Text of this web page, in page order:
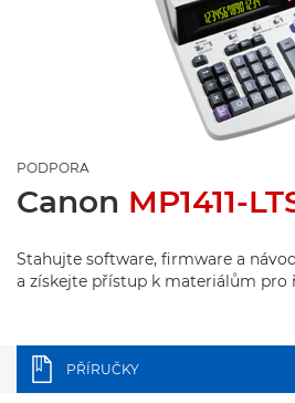
PODPORA
Canon MP1411-
Stahujte software, firmware a
a získejte přístup k materiálům pro
PŘÍRUČKY